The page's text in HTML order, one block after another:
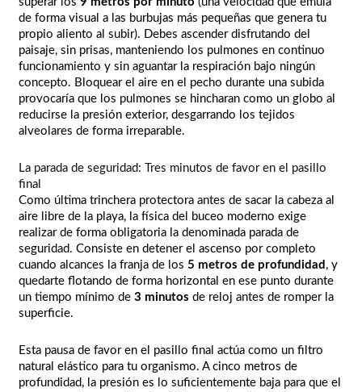
de forma visual a las burbujas más pequeñas que genera tu
propio aliento al subir). Debes ascender disfrutando del
paisaje, sin prisas, manteniendo los pulmones en continuo
funcionamiento y sin aguantar la respiración bajo ningún
concepto. Bloquear el aire en el pecho durante una subida
provocaría que los pulmones se hincharan como un globo al
reducirse la presión exterior, desgarrando los tejidos
alveolares de forma irreparable.
La parada de seguridad: Tres minutos de favor en el pasillo
final
Como última trinchera protectora antes de sacar la cabeza al
aire libre de la playa, la física del buceo moderno exige
realizar de forma obligatoria la denominada parada de
seguridad. Consiste en detener el ascenso por completo
cuando alcances la franja de los5 metros de profundidad , y
quedarte flotando de forma horizontal en ese punto durante
un tiempo mínimo de3 minutos de reloj antes de romper la
superficie.
Esta pausa de favor en el pasillo final actúa como un filtro
natural elástico para tu organismo. A cinco metros de
profundidad, la presión es lo suficientemente baja para que el